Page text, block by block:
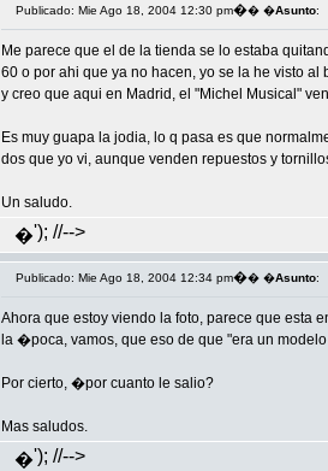
Publicado: Mie Ago 18, 2004 12:30 pm�� �Asunto:
Me parece que el de la tienda se lo estaba
60 o por ahi que ya no hacen, yo se la he visto
y creo que aqui en Madrid, el "Michel Musical"
Es muy guapa la jodia, lo q pasa es que
dos que yo vi, aunque venden repuestos y
Un saludo.
�'); //-->
Publicado: Mie Ago 18, 2004 12:34 pm�� �Asunto:
Ahora que estoy viendo la foto, parece que esta
la �poca, vamos, que eso de que "era un
Por cierto, �por cuanto le salio?
Mas saludos.
�'); //-->